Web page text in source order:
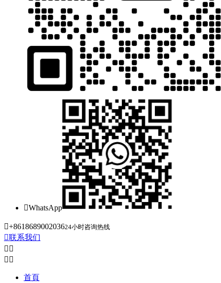
WhatsApp
+861868900203624小时咨询热线
联系我们
 
 
首頁